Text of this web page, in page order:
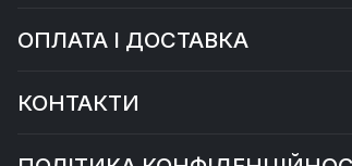
ОПЛАТА І ДОСТАВКА
КОНТАКТИ